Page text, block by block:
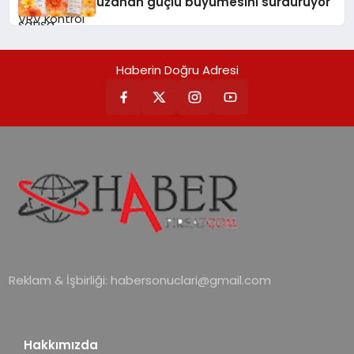
Haberin Doğru Adresi
Reklam & İşbirliği: habersonuclari@gmail.com
Hakkımızda